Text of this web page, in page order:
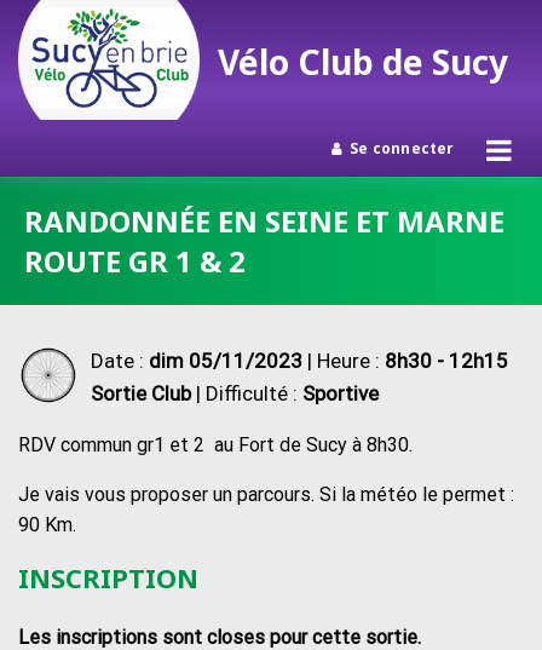
contenu
Vélo Club de Sucy
Se connecter
RANDONNÉE EN SEINE ET MARNE
ROUTE GR 1 & 2
Date : dim 05/11/2023 | Heure : 8h30 - 12h15
Sortie Club| Difficulté : Sportive
RDV commun gr1 et 2 au Fort de Sucy à 8h30.
Je vais vous proposer un parcours. Si la météo le permet :
90 Km.
INSCRIPTION
Les inscriptions sont closes pour cette sortie.